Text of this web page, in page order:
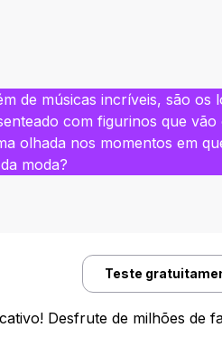
de músicas incríveis, são os
com figurinos que vão
olhada nos momentos em
moda?
Teste
Desfrute de milhões de